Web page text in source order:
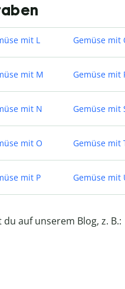
mit L Gemüse mit
mit M Gemüse mit
mit N Gemüse mit
mit O Gemüse mit
mit P Gemüse mit
auf unserem Blog, z. B.: